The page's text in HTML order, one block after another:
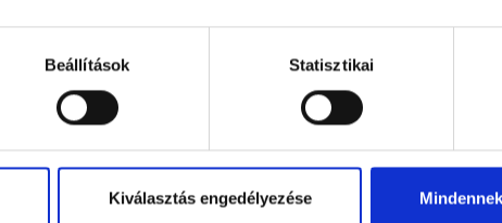
Beállítások Statisztikai
Kiválasztás engedélyezése
90 g
1 899 Ft
90 g
2 499 Ft